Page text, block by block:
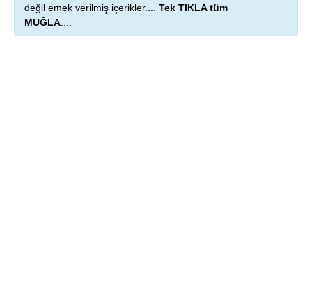
değil emek verilmiş içerikler.... Tek TIKLA tüm
MUĞLA....